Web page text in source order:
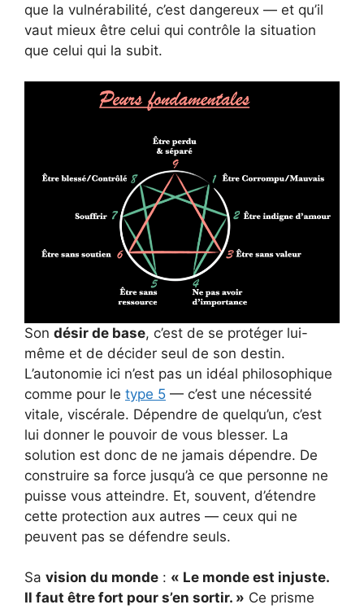
que la vulnérabilité, c’est dangereux — et qu’il
vaut mieux être celui qui contrôle la situation
que celui qui la subit.
Son désir de base, c’est de se protéger lui-
même et de décider seul de son destin.
L’autonomie ici n’est pas un idéal philosophique
comme pour le type 5 — c’est une nécessité
vitale, viscérale. Dépendre de quelqu’un, c’est
lui donner le pouvoir de vous blesser. La
solution est donc de ne jamais dépendre. De
construire sa force jusqu’à ce que personne ne
puisse vous atteindre. Et, souvent, d’étendre
cette protection aux autres — ceux qui ne
peuvent pas se défendre seuls.
Sa vision du monde : « Le monde est injuste.
Il faut être fort pour s’en sortir. » Ce prisme